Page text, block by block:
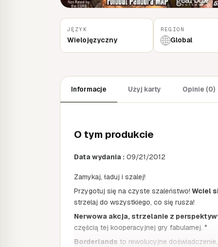
JĘZYK
Wielojęzyczny
REGION
Global
Informacje Użyj karty Opinie (0)
O tym produkcie
Data wydania :09/21/2012
Zamykaj, ładuj i szalej!
Przygotuj się na czyste szaleństwo! Wciel
strzelaj do wszystkiego, co się rusza!
Nerwowa akcja, strzelanie z
częścią tej kooperacyjnej gry fabularnej. *
Borderlands to rewolucyjne